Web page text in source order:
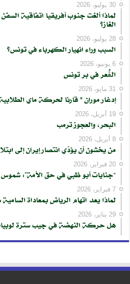
30 يوليو، 2026
لماذا ألغت جنوب أفريقيا اتفاقية
الغاز؟
28 يوليو، 2026
السبب وراء انهيار الكهرباء في تونس؟
6 يونيو، 2026
الڨُعر في بر تونس
31 مايو، 2026
إدغار موران * قارئا لحركة ماي
19 أبريل، 2026
البحر، والعجوز ترمب
8 أبريل، 2026
من يخشون أن يؤدّي انتصار إيران إلى
20 فبراير، 2026
“جنايات أبو ظبي في حق الأمة”: شموس
7 فبراير، 2026
لماذا يعد اتهام الرياض بمعاداة
29 يناير، 2026
هل حركة النهضة في جيب سترة لوبيات